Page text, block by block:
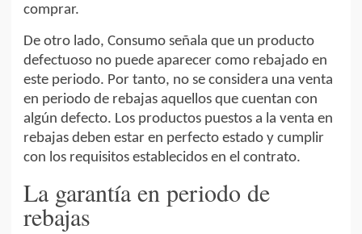
comprar.
De otro lado, Consumo señala que un producto
defectuoso no puede aparecer como rebajado en
este periodo. Por tanto, no se considera una venta
en periodo de rebajas aquellos que cuentan con
algún defecto. Los productos puestos a la venta en
rebajas deben estar en perfecto estado y cumplir
con los requisitos establecidos en el contrato.
La garantía en periodo de
rebajas